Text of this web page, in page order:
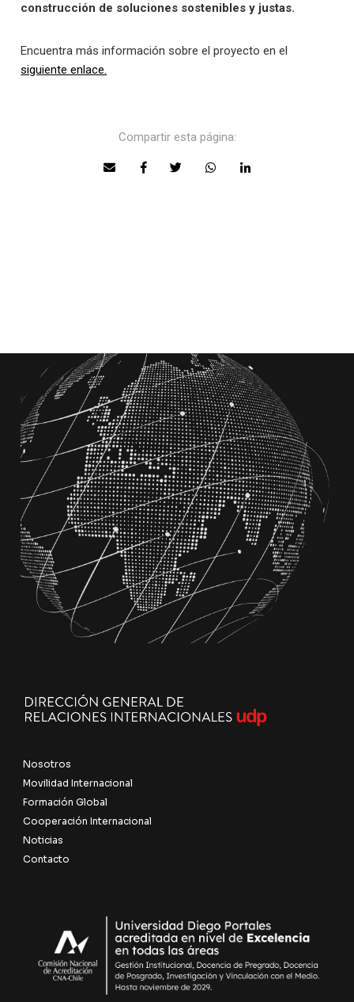
construcción de soluciones sostenibles y justas.
Encuentra más información sobre el proyecto en el
siguiente enlace.
Compartir esta página:
Nosotros
Movilidad Internacional
Formación Global
Cooperación Internacional
Noticias
Contacto